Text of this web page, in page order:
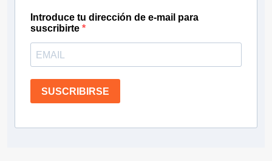
Introduce tu dirección de e-mail para
suscribirte
SUSCRIBIRSE